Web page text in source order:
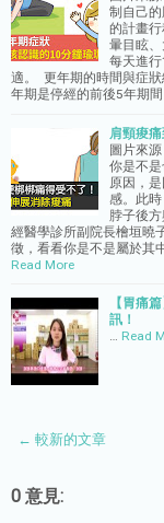
制自己
的計畫
暈目眩
每天進
適。 更年期的時間與症
年期是停經的前後5年期
肩頸痠
圖片來
你是不
原因，
感。此
脖子後
經醫學診所副院長檜垣曉
徵，看看你是不是屬於其
Read More
【胃痛
訊！
Read
← 較新的文章
0 意見: